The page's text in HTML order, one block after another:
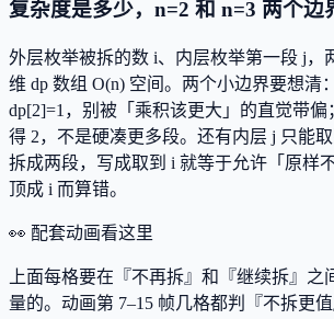
复杂度是多少，n=2 和 n=3 两个边
外层枚举被拆的数 i、内层枚举第一段 j，
维 dp 数组 O(n) 空间。两个小边界要想清
dp[2]=1，别被「乘积该更大」的直觉带偏
得 2，不是硬凑更多段。还有内层 j 只能
拆成两段，写成取到 i 就等于允许「原样
顶成 i 而算错。
👀 配套动画看这里
上面每格要在『不再拆』和『继续拆』之
量的。动画第 7–15 帧几格都判『不拆更